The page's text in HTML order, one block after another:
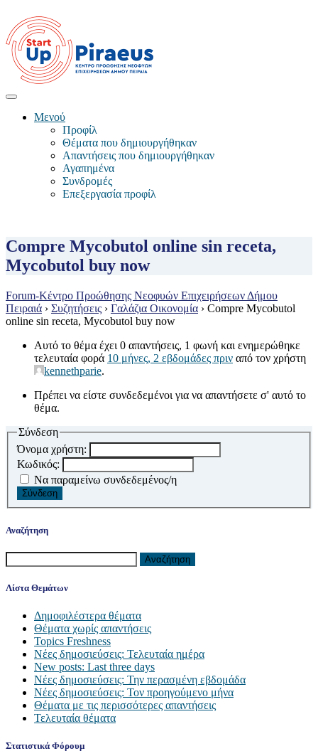
Μενού
Προφίλ
Θέματα που δημιουργήθηκαν
Απαντήσεις που δημιουργήθηκαν
Αγαπημένα
Συνδρομές
Επεξεργασία προφίλ
Compre Mycobutol online sin receta,
Mycobutol buy now
Forum-Κέντρο Προώθησης Νεοφυών Επιχειρήσεων Δήμου
Πειραιά › Συζητήσεις › Γαλάζια Οικονομία › Compre Mycobutol
online sin receta, Mycobutol buy now
Αυτό το θέμα έχει 0 απαντήσεις, 1 φωνή και ενημερώθηκε
τελευταία φορά 10 μήνες, 2 εβδομάδες πριν από τον χρήστη
kennethparie.
Πρέπει να είστε συνδεδεμένοι για να απαντήσετε σ' αυτό το
θέμα.
Σύνδεση
Όνομα χρήστη:
Κωδικός:
Να παραμείνω συνδεδεμένος/η
Σύνδεση
Αναζήτηση
Αναζήτηση
για:
Λίστα Θεμάτων
Δημοφιλέστερα θέματα
Θέματα χωρίς απαντήσεις
Topics Freshness
Νέες δημοσιεύσεις: Τελευταία ημέρα
New posts: Last three days
Νέες δημοσιεύσεις: Την περασμένη εβδομάδα
Νέες δημοσιεύσεις: Τον προηγούμενο μήνα
Θέματα με τις περισσότερες απαντήσεις
Τελευταία θέματα
Στατιστικά Φόρουμ